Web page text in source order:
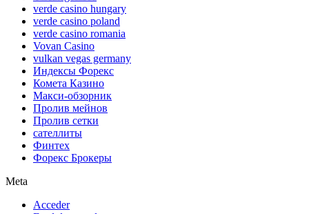
verde casino hungary
verde casino poland
verde casino romania
Vovan Casino
vulkan vegas germany
Индексы Форекс
Комета Казино
Макси-обзорник
Пролив мейнов
Пролив сетки
сателлиты
Финтех
Форекс Брокеры
Meta
Acceder